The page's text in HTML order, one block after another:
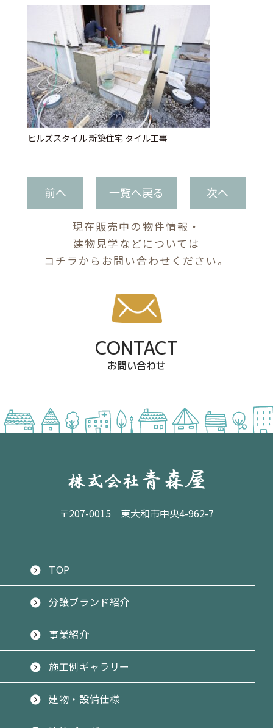
ヒルズスタイル 新築住宅 タイル工事
前へ 一覧へ戻る 次へ
現在販売中の物件情報・
建物見学などについては
コチラからお問い合わせください。
CONTACT
お問い合わせ
〒207-0015 東大和市中央4-962-7
TOP
分譲ブランド紹介
事業紹介
施工例ギャラリー
建物・設備仕様